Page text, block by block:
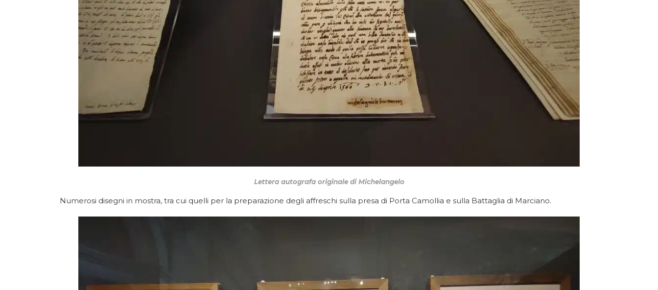
Lettera autografa originale di Michelangelo
Numerosi disegni in mostra, tra cui quelli per la preparazione degli affreschi sulla presa di Porta Camollia e sulla Battaglia di Marciano.